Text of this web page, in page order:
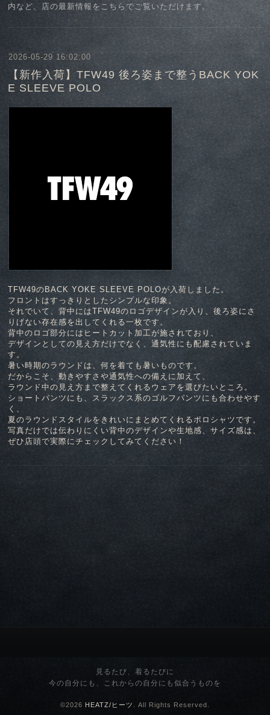
内など、店の最新情報をこちらでご覧いただけます。
2026-05-29 16:02:00
【新作入荷】TFW49 後ろ姿まで整うBACK YOK
E SLEEVE POLO
TFW49のBACK YOKE SLEEVE POLOが入荷しました。
フロントはすっきりとしたシンプルな印象。
それでいて、背中にはTFW49のロゴデザインが入り、後ろ姿にさ
りげない存在感を出してくれる一枚です。
背中のロゴ部分にはヒートカット加工が施されており、
デザインとしての見え方だけでなく、通気性にも配慮されていま
す。
暑い時期のラウンドは、何を着ても暑いものです。
だからこそ、動きやすさや通気性への備えに加えて、
ラウンド中の見え方まで整えてくれるウェアを選びたいところ。
ショートパンツにも、スラックス系のゴルフパンツにも合わせやす
く、
夏のラウンドスタイルをきれいにまとめてくれるポロシャツです。
写真だけでは伝わりにくい背中のデザインや生地感、サイズ感は、
ぜひ店頭で実際にチェックしてみてください！
見るたび、着るたびに
今の自分にも、これからの自分にも似合うものを
©2026 HEATZ/ヒーツ . All Rights Reserved.